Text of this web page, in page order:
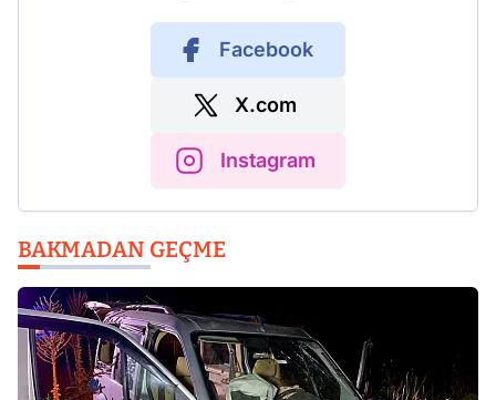
Facebook
X.com
Instagram
BAKMADAN GEÇME